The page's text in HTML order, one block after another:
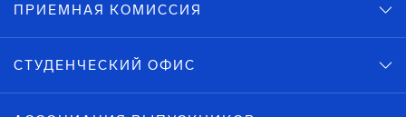
ПРИЕМНАЯ КОМИССИЯ
СТУДЕНЧЕСКИЙ ОФИС